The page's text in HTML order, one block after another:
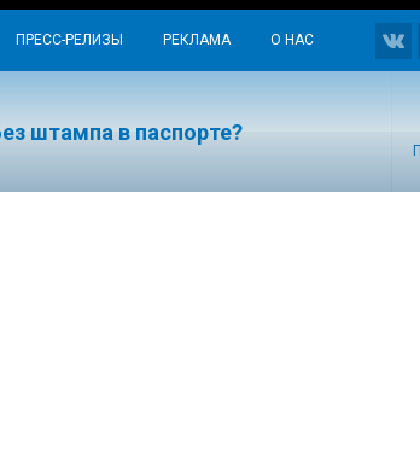
ПРЕСС-РЕЛИЗЫ РЕКЛАМА О НАС
штампа в паспорте?